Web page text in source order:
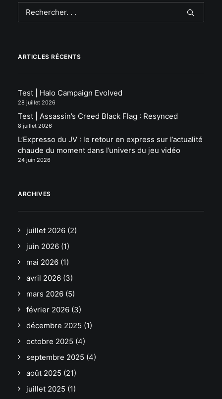
ARTICLES RÉCENTS
Test | Halo Campaign Evolved
28 juillet 2026
Test | Assassin’s Creed Black Flag : Resynced
8 juillet 2026
L’Expresso du JV : le retour en express sur l’actualité
chaude du moment dans l’univers du jeu vidéo
24 juin 2026
ARCHIVES
juillet 2026 (2)
juin 2026 (1)
mai 2026 (1)
avril 2026 (3)
mars 2026 (5)
février 2026 (3)
décembre 2025 (1)
octobre 2025 (4)
septembre 2025 (4)
août 2025 (21)
juillet 2025 (1)